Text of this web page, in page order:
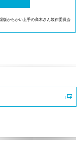
版からかい上手の高木さん製作委員会